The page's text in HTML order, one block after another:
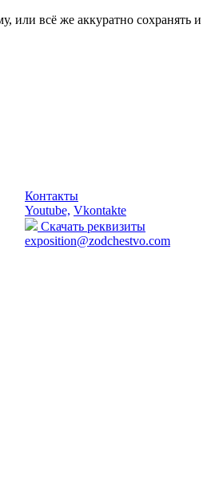
или всё же аккуратно сохранять и
Контакты
Youtube, Vkontakte
Скачать реквизиты
exposition@zodchestvo.com